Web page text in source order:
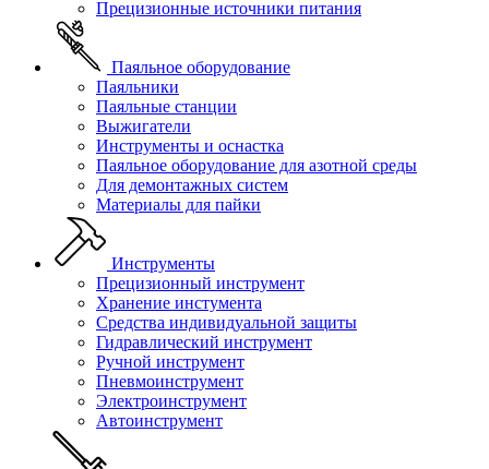
Прецизионные источники питания
Паяльное оборудование
Паяльники
Паяльные станции
Выжигатели
Инструменты и оснастка
Паяльное оборудование для азотной среды
Для демонтажных систем
Материалы для пайки
Инструменты
Прецизионный инструмент
Хранение инстумента
Средства индивидуальной защиты
Гидравлический инструмент
Ручной инструмент
Пневмоинструмент
Электроинструмент
Автоинструмент